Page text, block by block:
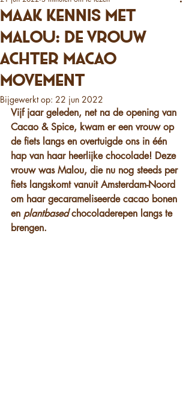
Maak kennis met
Malou: de vrouw
achter Macao
Movement
Bijgewerkt op: 22 jun 2022
Vijf jaar geleden, net na de opening van
Cacao & Spice, kwam er een vrouw op
de fiets langs en overtuigde ons in één
hap van haar heerlijke chocolade! Deze
vrouw was Malou, die nu nog steeds per
fiets langskomt vanuit Amsterdam-Noord
om haar gecarameliseerde cacao bonen
en plantbased chocoladerepen langs te
brengen.